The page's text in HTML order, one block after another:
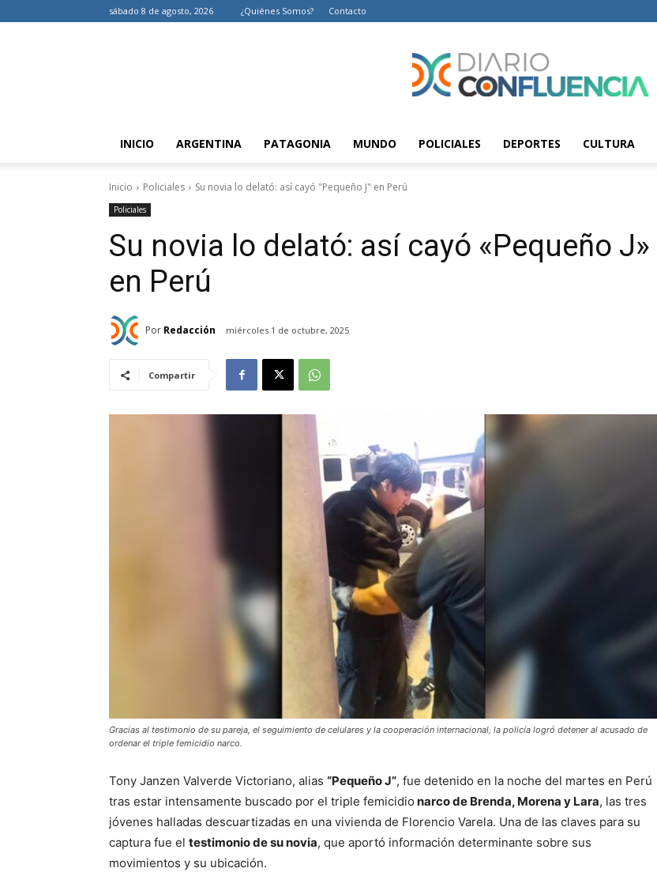
sábado 8 de agosto, 2026 ¿Quiénes Somos? Contacto
Diario
Confluencia
Argentina
INICIO ARGENTINA PATAGONIA MUNDO POLICIALES DEPORTES CULTURA
Inicio Policiales Su novia lo delató: así cayó "Pequeño J" en Perú
Policiales
Su novia lo delató: así cayó «Pequeño J»
en Perú
Por Redacción miércoles 1 de octubre, 2025
Compartir
Gracias al testimonio de su pareja, el seguimiento de celulares y la cooperación internacional, la policía logró detener al acusado de
ordenar el triple femicidio narco.
Tony Janzen Valverde Victoriano, alias “Pequeño J”, fue detenido en la noche del martes en Perú
tras estar intensamente buscado por el triple femicidio narco de Brenda, Morena y Lara, las tres
jóvenes halladas descuartizadas en una vivienda de Florencio Varela. Una de las claves para su
captura fue el testimonio de su novia, que aportó información determinante sobre sus
movimientos y su ubicación.